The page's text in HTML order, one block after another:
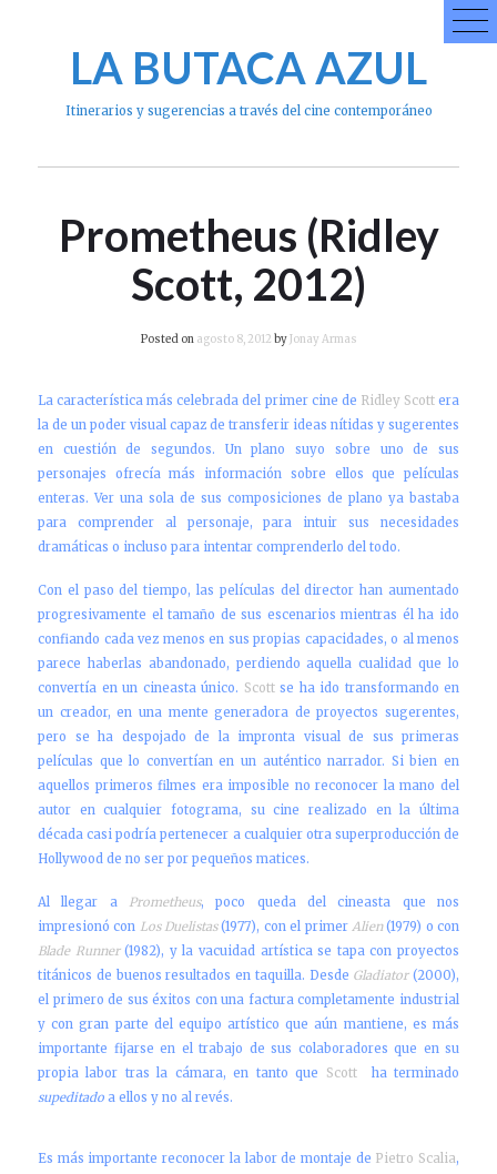
LA BUTACA AZUL
Itinerarios y sugerencias a través del cine contemporáneo
Prometheus (Ridley
Scott, 2012)
Posted on agosto 8, 2012 byJonay Armas
La característica más celebrada del primer cine de Ridley Scottera
la de un poder visual capaz de transferir ideas nítidas y sugerentes
en cuestión de segundos. Un plano suyo sobre uno de sus
personajes ofrecía más información sobre ellos que películas
enteras. Ver una sola de sus composiciones de plano ya bastaba
para comprender al personaje, para intuir sus necesidades
dramáticas o incluso para intentar comprenderlo del todo.
Con el paso del tiempo, las películas del director han aumentado
progresivamente el tamaño de sus escenarios mientras él ha ido
confiando cada vez menos en sus propias capacidades, o al menos
parece haberlas abandonado, perdiendo aquella cualidad que lo
convertía en un cineasta único. Scottse ha ido transformando en
un creador, en una mente generadora de proyectos sugerentes,
pero se ha despojado de la impronta visual de sus primeras
películas que lo convertían en un auténtico narrador. Si bien en
aquellos primeros filmes era imposible no reconocer la mano del
autor en cualquier fotograma, su cine realizado en la última
década casi podría pertenecer a cualquier otra superproducción de
Hollywood de no ser por pequeños matices.
Al llegar a Prometheus, poco queda del cineasta que nos
impresionó con Los Duelistas(1977), con el primer Alien(1979) o con
Blade Runner(1982), y la vacuidad artística se tapa con proyectos
titánicos de buenos resultados en taquilla. Desde Gladiator(2000),
el primero de sus éxitos con una factura completamente industrial
y con gran parte del equipo artístico que aún mantiene, es más
importante fijarse en el trabajo de sus colaboradores que en su
propia labor tras la cámara, en tanto que Scottha terminado
supeditado a ellos y no al revés.
Es más importante reconocer la labor de montaje de Pietro Scalia,